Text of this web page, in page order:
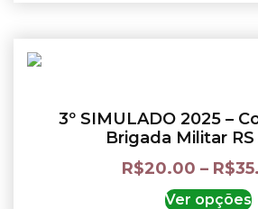
3º SIMULADO 2025 –
Brigada Militar RS
R$20.00 – R$
Ver opções